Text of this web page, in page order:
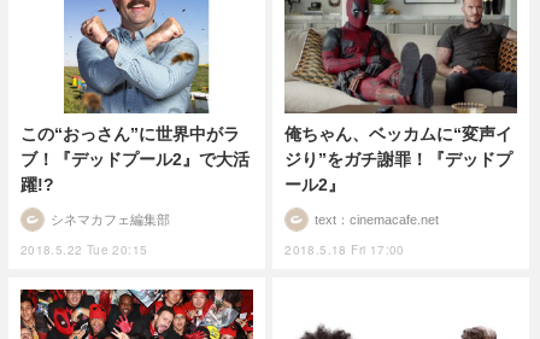
この“おっさん”に世界中がラ
ブ！『デッドプール2』で大活
躍!?
2018.5.22 Tue 20:15
シネマカフェ編集部
俺ちゃん、ベッカムに“変声イ
ジり”をガチ謝罪！『デッドプ
ール2』
2018.5.18 Fri 17:00
text：cinemacafe.net